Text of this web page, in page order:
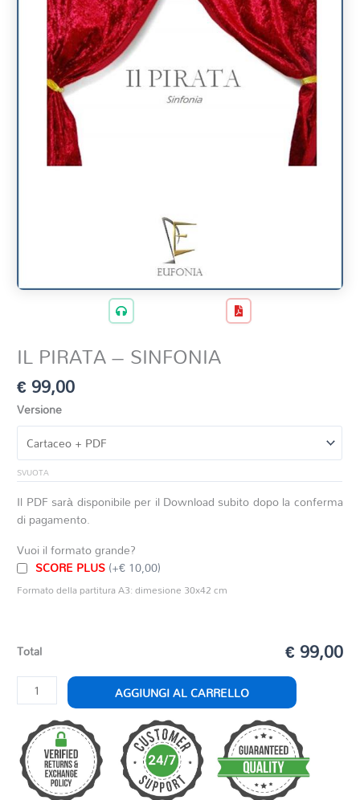
IL PIRATA – SINFONIA
€99,00
Versione
SVUOTA
Il PDF sarà disponibile per il Download subito dopo la conferma
di pagamento.
Vuoi il formato grande?
SCORE PLUS(+€ 10,00)
Formato della partitura A3: dimesione 30x42 cm
Total € 99,00
IL
PIRATA
SINFONIA
quantità
AGGIUNGI AL CARRELLO